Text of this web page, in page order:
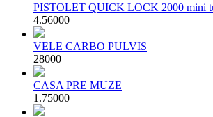
PISTOLET QUICK LOCK 2000 mini
4.56000
VELE CARBO PULVIS
28000
CASA PRE MUZE
1.75000